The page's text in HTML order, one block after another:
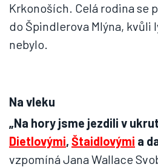
Krkonoších. Celá rodina se
do Špindlerova Mlýna, kvůli
nebylo.
Na vleku
„Na hory jsme jezdili v
Dietlovými, Štaidlovými a
vzpomíná Jana Wallace